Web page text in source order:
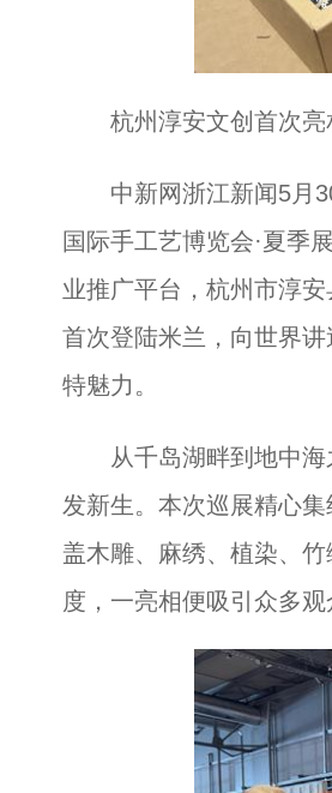
杭州淳安文创首次
中新网浙江新闻5月30
国际手工艺博览会·夏季
业推广平台，杭州市淳
首次登陆米兰，向世界
特魅力。
从千岛湖畔到地中海
发新生。本次巡展精心
盖木雕、麻绣、植染、
度，一亮相便吸引众多观